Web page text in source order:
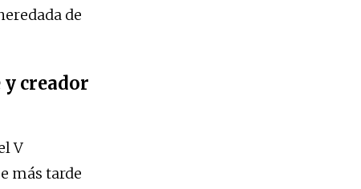
de
creador
V
más tarde